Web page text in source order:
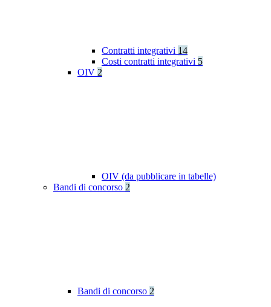
Contratti integrativi 14
Costi contratti integrativi 5
OIV 2
OIV (da pubblicare in tabelle)
Bandi di concorso 2
Bandi di concorso 2